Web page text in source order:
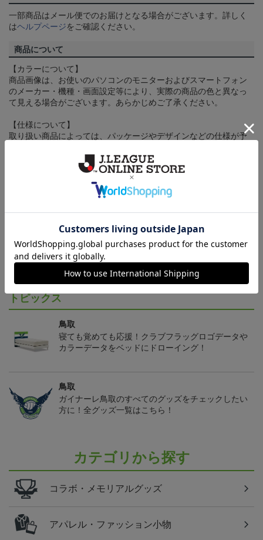
一部商品はメール便でのお届けとなる場合がございます。詳しく
はヘルプページをご確認ください。
商品について
【カラーについて】
商品画像は、お使いのパソコンのモニターおよびスマートフォン
のメーカー・機種・画面設定等により、実際の商品の色と異なっ
て見える場合がございます。あらかじめご了承ください。
【仕様について】
取り扱い商品によっては、パッケージやデザインなどの仕様が予
ギフト対応について
ヘルプページ
トピックス
鳥取
寝ても覚めても応援！クラブフラッグロゴデータや
カラーデータをベッドにドローイング！
鳥取
ガイナーレ鳥取のすべてのグッズをチェックしたい
方に！全グッズ一覧はこちら！
カテゴリから探す
コラボ・メモリアルグッズ
アパレル・ファッション小物